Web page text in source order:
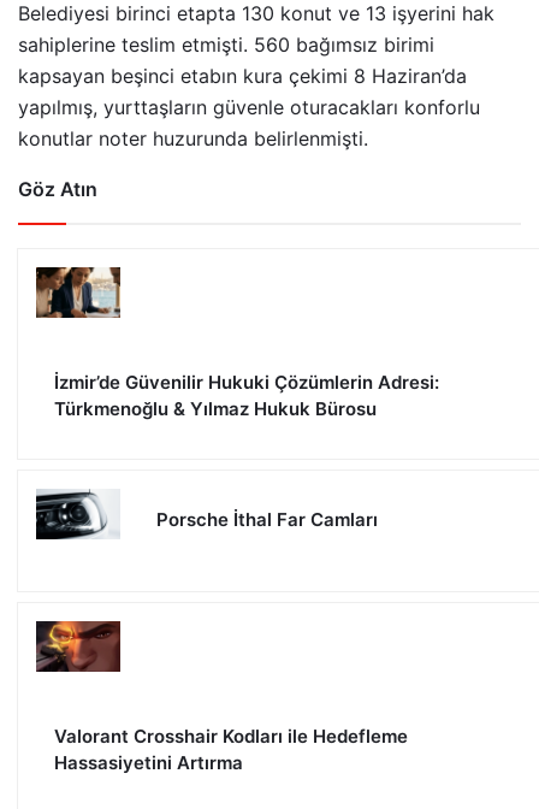
Belediyesi birinci etapta 130 konut ve 13 işyerini hak
sahiplerine teslim etmişti. 560 bağımsız birimi
kapsayan beşinci etabın kura çekimi 8 Haziran’da
yapılmış, yurttaşların güvenle oturacakları konforlu
konutlar noter huzurunda belirlenmişti.
Göz Atın
İzmir’de Güvenilir Hukuki Çözümlerin Adresi:
Türkmenoğlu & Yılmaz Hukuk Bürosu
Porsche İthal Far Camları
Valorant Crosshair Kodları ile Hedefleme
Hassasiyetini Artırma